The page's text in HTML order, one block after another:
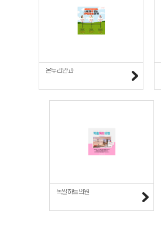
온누리안과
독일하트의원